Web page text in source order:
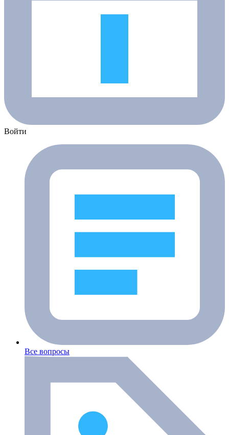
Войти
Все вопросы